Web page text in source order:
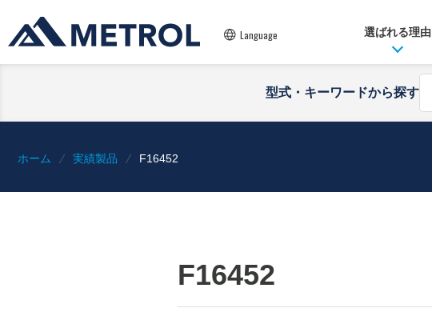
Language 選ばれる理由
型式・キーワードから探す
ホーム 実績製品 F16452
F16452